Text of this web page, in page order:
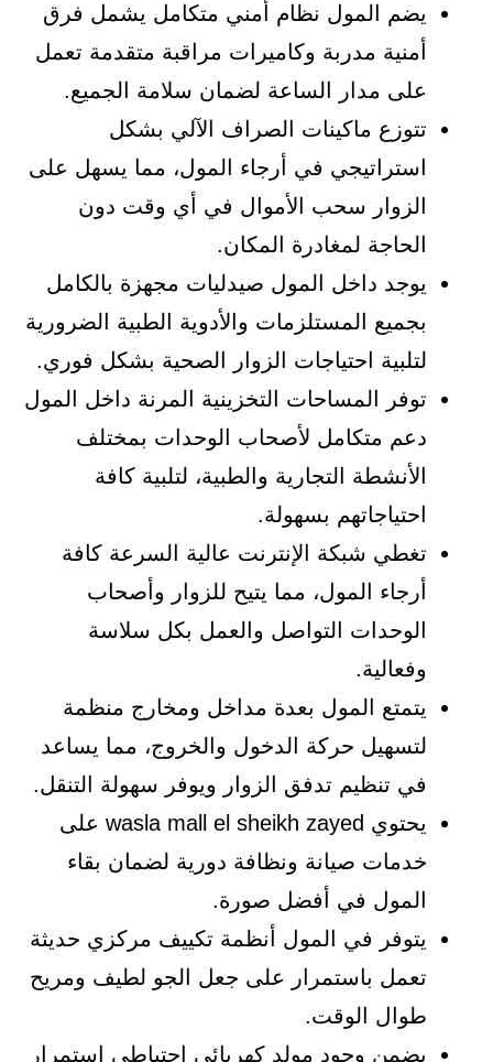
يضم المول نظام أمني متكامل يشمل فرق
أمنية مدربة وكاميرات مراقبة متقدمة تعمل
على مدار الساعة لضمان سلامة الجميع.
تتوزع ماكينات الصراف الآلي بشكل
استراتيجي في أرجاء المول، مما يسهل على
الزوار سحب الأموال في أي وقت دون
الحاجة لمغادرة المكان.
يوجد داخل المول صيدليات مجهزة بالكامل
بجميع المستلزمات والأدوية الطبية الضرورية
لتلبية احتياجات الزوار الصحية بشكل فوري.
توفر المساحات التخزينية المرنة داخل المول
دعم متكامل لأصحاب الوحدات بمختلف
الأنشطة التجارية والطبية، لتلبية كافة
احتياجاتهم بسهولة.
تغطي شبكة الإنترنت عالية السرعة كافة
أرجاء المول، مما يتيح للزوار وأصحاب
الوحدات التواصل والعمل بكل سلاسة
وفعالية.
يتمتع المول بعدة مداخل ومخارج منظمة
لتسهيل حركة الدخول والخروج، مما يساعد
في تنظيم تدفق الزوار ويوفر سهولة التنقل.
يحتوي wasla mall el sheikh zayed على
خدمات صيانة ونظافة دورية لضمان بقاء
المول في أفضل صورة.
يتوفر في المول أنظمة تكييف مركزي حديثة
تعمل باستمرار على جعل الجو لطيف ومريح
طوال الوقت.
يضمن وجود مولد كهربائي احتياطي استمرار